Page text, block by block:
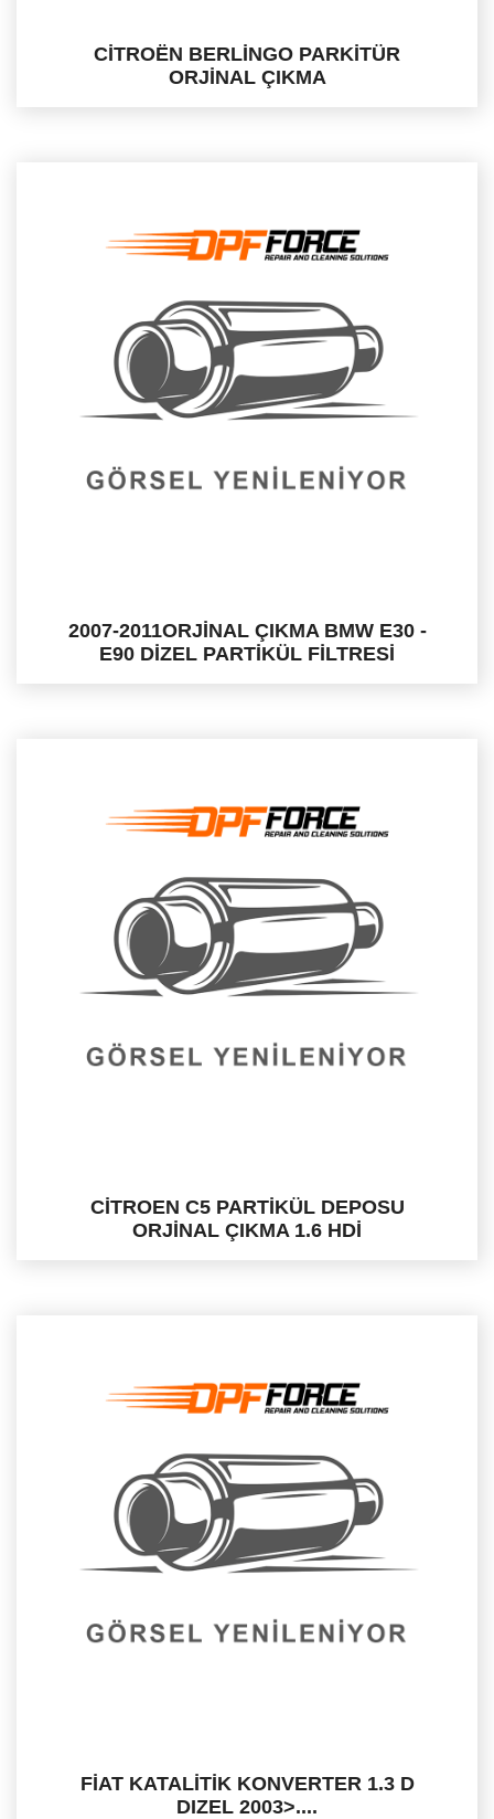
CİTROËN BERLİNGO PARKİTÜR
ORJİNAL ÇIKMA
2007-2011ORJİNAL ÇIKMA BMW E30 -
E90 DİZEL PARTİKÜL FİLTRESİ
CİTROEN C5 PARTİKÜL DEPOSU
ORJİNAL ÇIKMA 1.6 HDİ
FİAT KATALİTİK KONVERTER 1.3 D
DIZEL 2003>....